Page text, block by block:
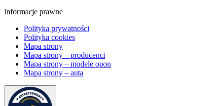
Informacje prawne
Polityka prywatności
Polityka cookies
Mapa strony
Mapa strony – producenci
Mapa strony – modele opon
Mapa strony – auta